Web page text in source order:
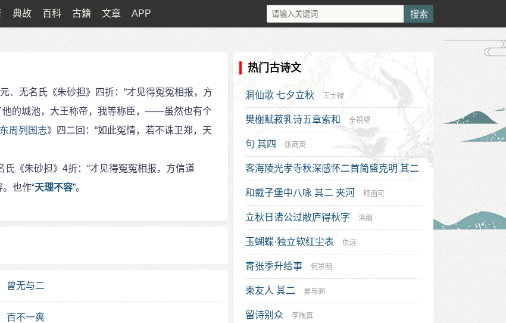
典故 百科 古籍 文章 APP
．无名氏《朱砂担》四折：“才见得冤冤相报，方
他的城池，大王称帝，我等称臣，——虽然也有个
东周列国志》四二回：“如此冤情，若不诛卫郑，天
《朱砂担》4折：“才见得冤冤相报，方信道
也作“天理不容”。
曾无与二
百不一爽
热门古诗文
洞仙歌 七夕立秋 王士禄
樊榭赋菽乳诗五章索和 全祖望
句 其四 张商英
客海陵光孝寺秋深感怀二首简盛克明 其二
李元圭
和戴子堡中八咏 其二 夹河 释函可
立秋日诸公过敝庐得秋字 洪朋
玉蝴蝶·独立软红尘表 仇远
寄张季升给事 何景明
柬友人 其二 吴与弼
留诗别众 李陶真